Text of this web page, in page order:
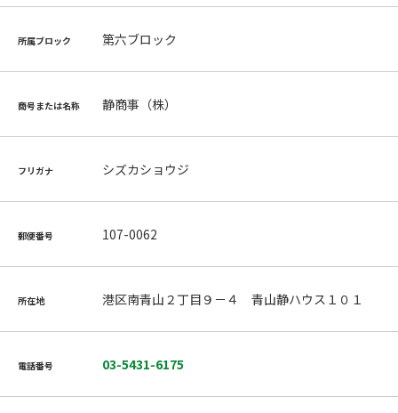
所属ブロック 第六ブロック
商号または名称 静商事（株）
フリガナ シズカショウジ
郵便番号 107-0062
所在地 港区南青山２丁目９－４ 青山静ハウス１０１
電話番号 03-5431-6175